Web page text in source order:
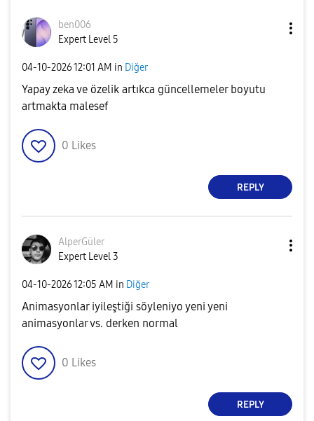
ben006
Expert Level 5
‎04-10-202612:01 AM in Diğer
Yapay zeka ve özelik artıkca güncellemeler boyutu
artmakta malesef
0 Likes
REPLY
AlperGüler
Expert Level 3
‎04-10-202612:05 AM in Diğer
Animasyonlar iyileştiği söyleniyo yeni yeni
animasyonlar vs. derken normal
0 Likes
REPLY